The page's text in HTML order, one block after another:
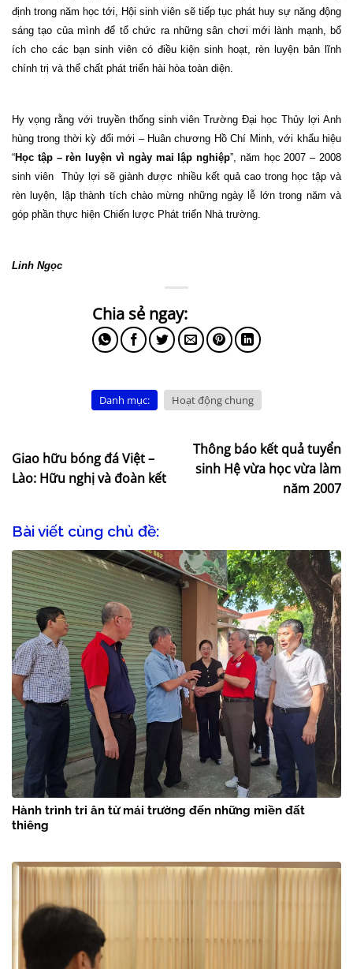
định trong năm học tới, Hội sinh viên sẽ tiếp tục phát huy sự năng động
sáng tạo của mình để tổ chức ra những sân chơi mới lành mạnh, bổ
ích cho các bạn sinh viên có điều kiện sinh hoạt, rèn luyện bản lĩnh
chính trị và thể chất phát triển hài hòa toàn diện.
Hy vọng rằng với truyền thống sinh viên Trường Đại học Thủy lợi Anh
hùng trong thời kỳ đổi mới – Huân chương Hồ Chí Minh, với khẩu hiệu
“Học tập – rèn luyện vì ngày mai lập nghiệp”, năm học 2007 – 2008
sinh viên
Thủy lợi sẽ giành được nhiều kết quả cao trong học tập và
rèn luyện, lập thành tích chào mừng những ngày lễ lớn trong năm và
góp phần thực hiện Chiến lược Phát triển Nhà trường.
Linh Ngọc
Danh mục: Hoạt động chung
Giao hữu bóng đá Việt –
Lào: Hữu nghị và đoàn kết
Thông báo kết quả tuyển
sinh Hệ vừa học vừa làm
năm 2007
Bài viết cùng chủ đề:
Hành trình tri ân từ mái trường đến những miền đất
thiêng